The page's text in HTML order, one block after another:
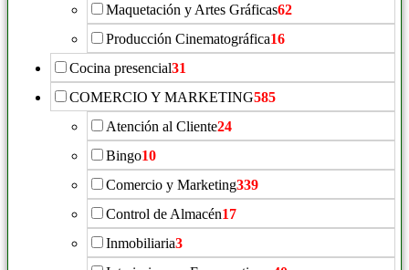
Maquetación y Artes Gráficas62
Producción Cinematográfica16
Cocina presencial31
COMERCIO Y MARKETING585
Atención al Cliente24
Bingo10
Comercio y Marketing339
Control de Almacén17
Inmobiliaria3